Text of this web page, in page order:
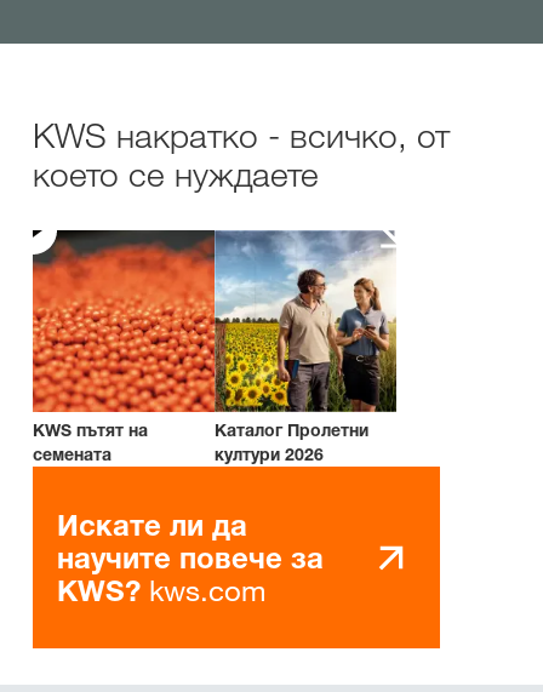
KWS накратко - всичко, от
което се нуждаете
KWS пътят на
семената
Каталог Пролетни
култури 2026
Искате ли да
научите повече за
KWS? kws.com